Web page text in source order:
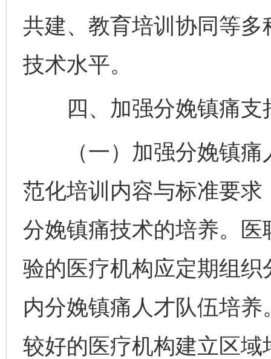
共建、教育培训协同等
技术水平。
四、加强分娩镇痛支
（一）加强分娩镇痛
范化培训内容与标准要
分娩镇痛技术的培养。
验的医疗机构应定期组
内分娩镇痛人才队伍培
较好的医疗机构建立区